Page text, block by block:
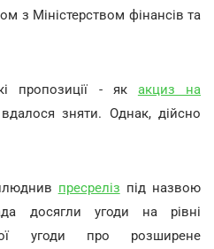
з Міністерством фінансів та
пропозиції - як акциз на
зняти. Однак, дійсно
пресреліз під назвою
досягли угоди на рівні
угоди про розширене